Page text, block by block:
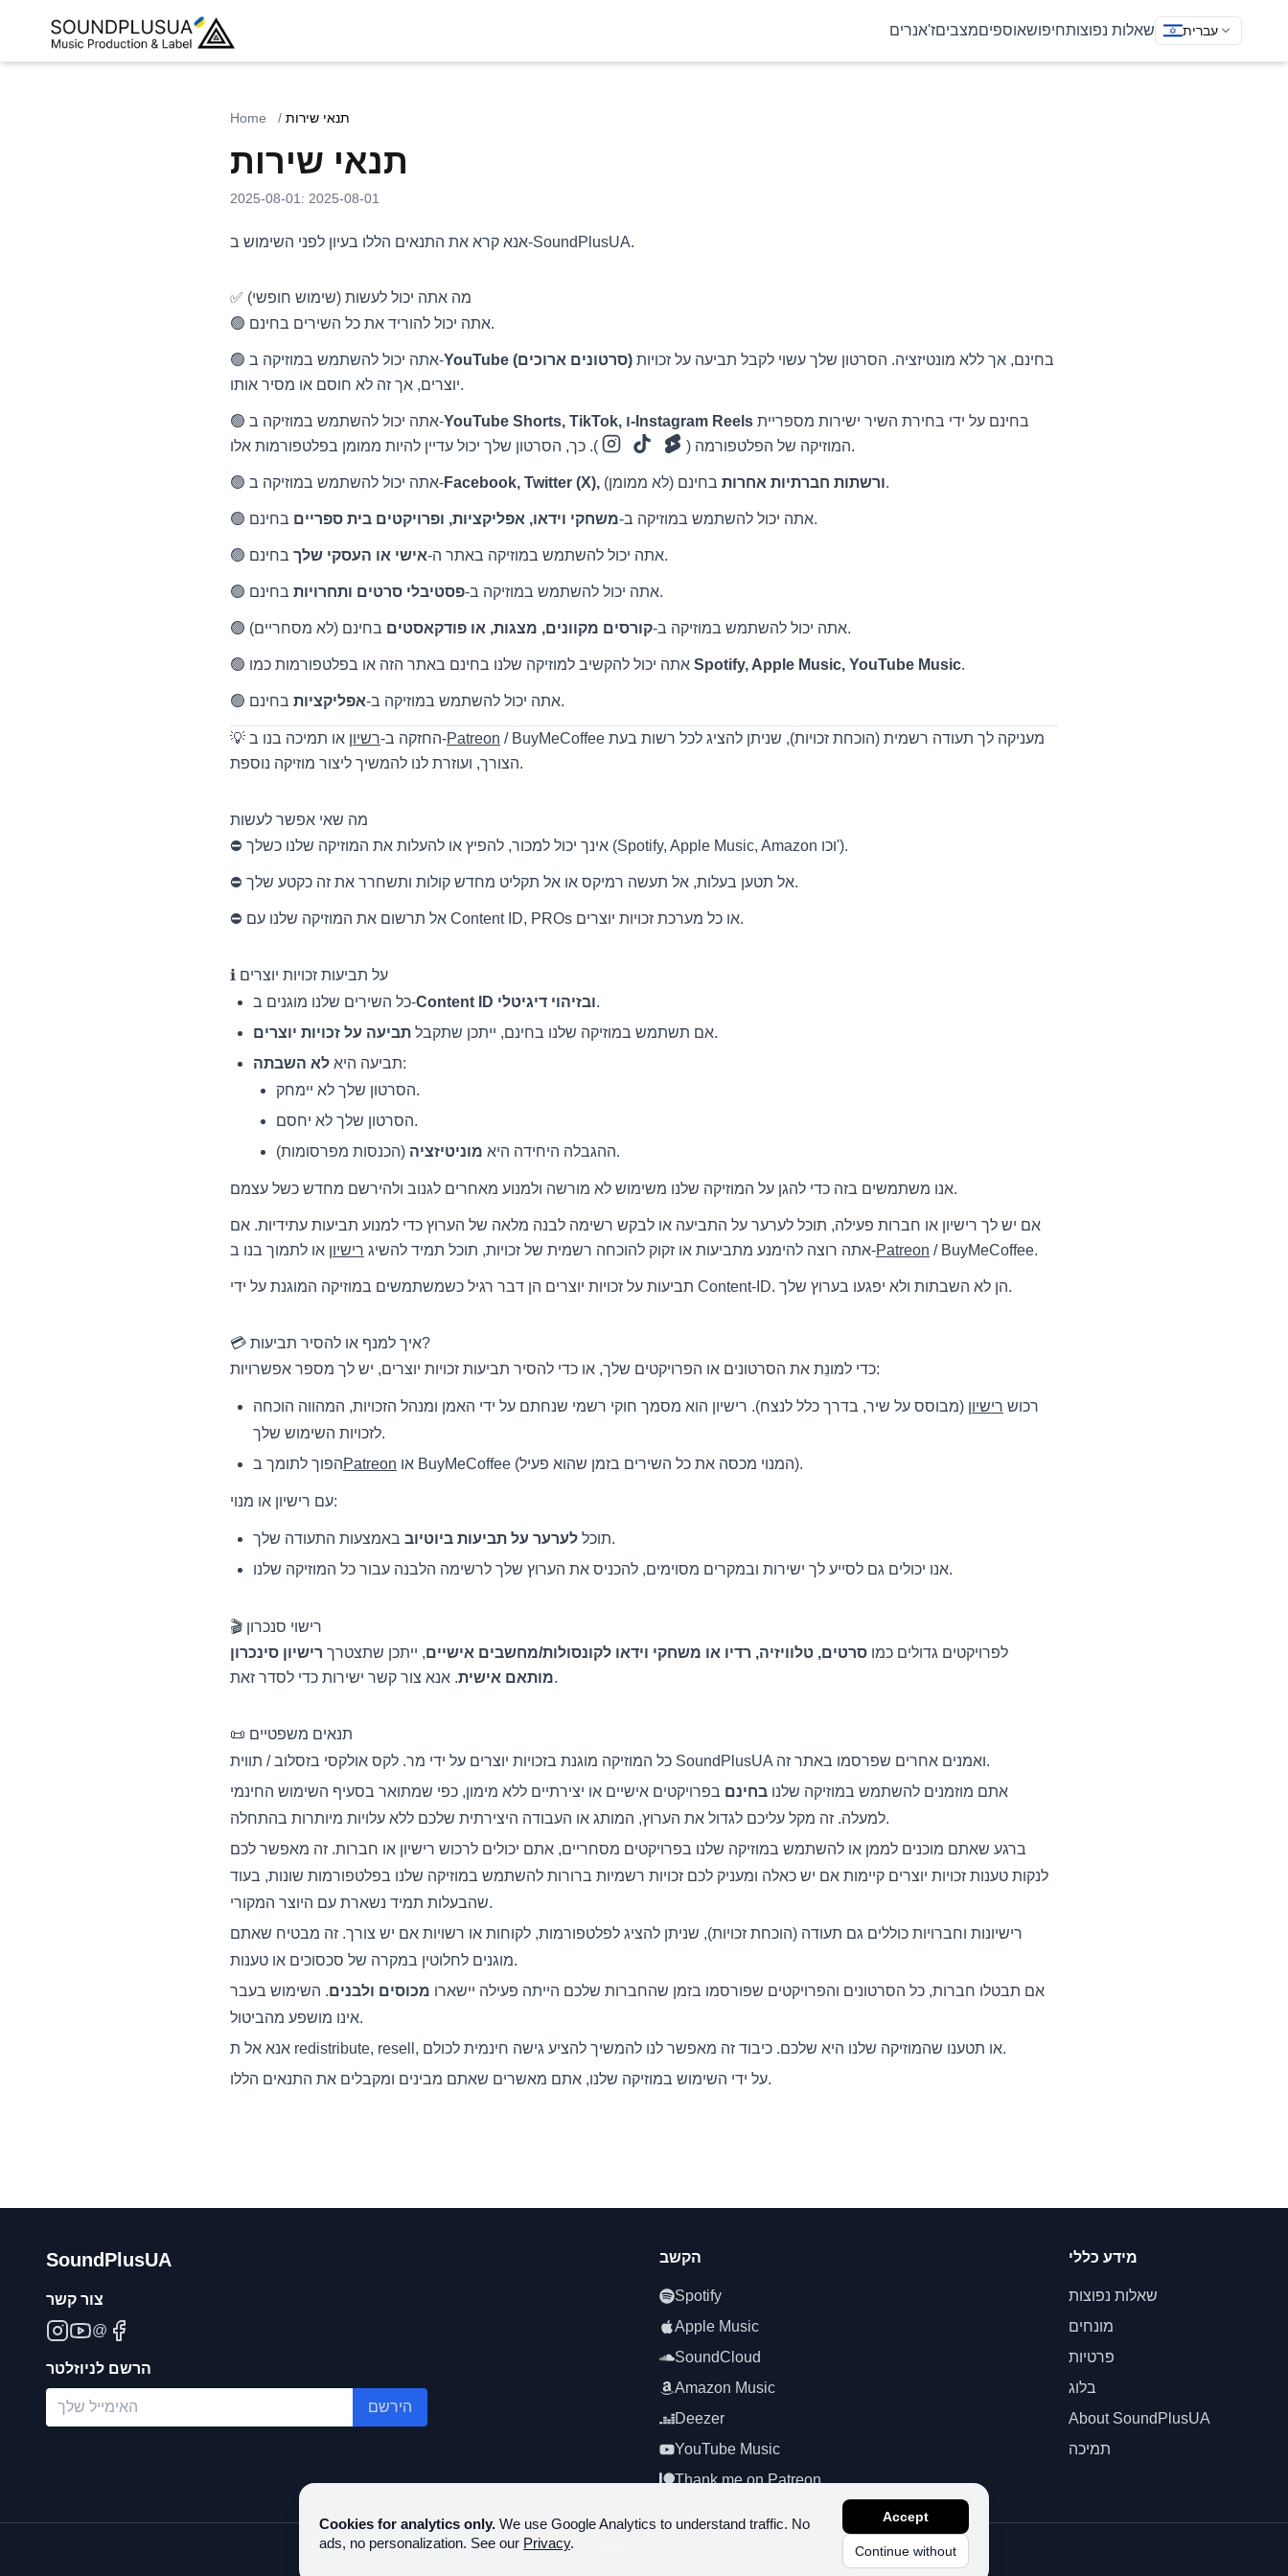
Cookies for analytics only. We use Google Analytics to understand traffic. No
ads, no personalization. See our Privacy. Continue without
Accept
ז'אנריםמצביםאוספיםחיפוששאלות נפוצות עברית
Home / תנאי שירות
תנאי שירות
2025-08-01 : 2025-08-01
אנא קרא את התנאים הללו בעיון לפני השימוש ב-SoundPlusUA.
✅ מה אתה יכול לעשות (שימוש חופשי)
🟢 אתה יכול להוריד את כל השירים בחינם.
🟢 אתה יכול להשתמש במוזיקה ב- YouTube (סרטונים ארוכים)
יוצרים, אך זה לא חוסם או מסיר אותו.
🟢 אתה יכול להשתמש במוזיקה ב- YouTube Shorts, TikTok, ו-Instagram Reels
המוזיקה של הפלטפורמה (). כך, הסרטון שלך יכול עדיין להיות ממומן בפלטפורמות אלו.
🟢 אתה יכול להשתמש במוזיקה ב- Facebook, Twitter (X), ורשתות חברתיות אחרותבחינם (לא ממומן).
🟢 אתה יכול להשתמש במוזיקה ב-משחקי וידאו, אפליקציות, ופרויקטים בית ספריים בחינם.
🟢 אתה יכול להשתמש במוזיקה באתר ה-אישי או העסקי שלך בחינם.
🟢 אתה יכול להשתמש במוזיקה ב-פסטיבלי סרטים ותחרויות בחינם.
🟢 אתה יכול להשתמש במוזיקה ב-קורסים מקוונים, מצגות, או פודקאסטים בחינם (לא מסחריים).
Spotify, Apple Music, YouTube Music.
🟢 אתה יכול להשתמש במוזיקה ב-אפליקציות בחינם.
💡 החזקה ב-רשיון או תמיכה בנו ב-Patreon / BuyMeCoffee מעניקה לך תעודה רשמית (הוכחת זכויות), שניתן להציג לכל רשות בעת
הצורך, ועוזרת לנו להמשיך ליצור מוזיקה נוספת.
מה שאי אפשר לעשות
⛔ אינך יכול למכור, להפיץ או להעלות את המוזיקה שלנו כשלך (Spotify, Apple Music, Amazon וכו').
⛔ אל תטען בעלות, אל תעשה רמיקס או אל תקליט מחדש קולות ותשחרר את זה כקטע שלך.
⛔ אל תרשום את המוזיקה שלנו עם Content ID, PROs או כל מערכת זכויות יוצרים.
ℹ️ על תביעות זכויות יוצרים
כל השירים שלנו מוגנים ב-
Content ID ובזיהוי דיגיטלי.
אם תשתמש במוזיקה שלנו בחינם, ייתכן שתקבל תביעה על זכויות יוצרים
.
תביעה היא לא השבתה
:
הסרטון שלך לא יימחק.
הסרטון שלך לא יחסם.
ההגבלה היחידה היא מוניטיזציה (הכנסות מפרסומות).
אנו משתמשים בזה כדי להגן על המוזיקה שלנו משימוש לא מורשה ולמנוע מאחרים לגנוב ולהירשם מחדש כשל עצמם.
אם יש לך רישיון או חברות פעילה, תוכל לערער על התביעה או לבקש רשימה לבנה מלאה של הערוץ כדי למנוע תביעות עתידיות. אם
אתה רוצה להימנע מתביעות או זקוק להוכחה רשמית של זכויות, תוכל תמיד להשיג רישיון או לתמוך בנו ב-Patreon / BuyMeCoffee.
תביעות על זכויות יוצרים הן דבר רגיל כשמשתמשים במוזיקה המוגנת על ידי Content-ID. הן לא השבתות ולא יפגעו בערוץ שלך.
💳 איך למנף או להסיר תביעות?
כדי למונֵת את הסרטונים או הפרויקטים שלך, או כדי להסיר תביעות זכויות יוצרים, יש לך מספר אפשרויות:
רכוש רישיון (מבוסס על שיר, בדרך כלל לנצח). רישיון הוא מסמך חוקי רשמי שנחתם על ידי האמן ומנהל הזכויות, המהווה הוכחה
לזכויות השימוש שלך.
הפוך לתומך בPatreon או BuyMeCoffee (המנוי מכסה את כל השירים בזמן שהוא פעיל).
עם רישיון או מנוי:
תוכל לערער על תביעות ביוטיוב
באמצעות התעודה שלך.
אנו יכולים גם לסייע לך ישירות ובמקרים מסוימים, להכניס את הערוץ שלך לרשימה הלבנה עבור כל המוזיקה שלנו.
🎬 רישוי סנכרון
לפרויקטים גדולים כמו סרטים, טלוויזיה, רדיו או משחקי וידאו לקונסולות/מחשבים אישיים, ייתכן שתצטרך רישיון סינכרון
מותאם אישית. אנא צור קשר ישירות כדי לסדר זאת.
📜 תנאים משפטיים
כל המוזיקה מוגנת בזכויות יוצרים על ידי מר. לקס אולקסי בזסלוב / תווית SoundPlusUA ואמנים אחרים שפרסמו באתר זה.
אתם מוזמנים להשתמש במוזיקה שלנו בחינם בפרויקטים אישיים או יצירתיים ללא מימון, כפי שמתואר בסעיף השימוש החינמי
למעלה. זה מקל עליכם לגדול את הערוץ, המותג או העבודה היצירתית שלכם ללא עלויות מיותרות בהתחלה.
ברגע שאתם מוכנים לממן או להשתמש במוזיקה שלנו בפרויקטים מסחריים, אתם יכולים לרכוש רישיון או חברות. זה מאפשר לכם
לנקות טענות זכויות יוצרים קיימות אם יש כאלה ומעניק לכם זכויות רשמיות ברורות להשתמש במוזיקה שלנו בפלטפורמות שונות, בעוד
שהבעלות תמיד נשארת עם היוצר המקורי.
רישיונות וחברויות כוללים גם תעודה (הוכחת זכויות), שניתן להציג לפלטפורמות, לקוחות או רשויות אם יש צורך. זה מבטיח שאתם
מוגנים לחלוטין במקרה של סכסוכים או טענות.
אם תבטלו חברות, כל הסרטונים והפרויקטים שפורסמו בזמן שהחברות שלכם הייתה פעילה יישארו מכוסים ולבנים. השימוש בעבר
אינו מושפע מהביטול.
אנא אל ת redistribute, resell, או תטענו שהמוזיקה שלנו היא שלכם. כיבוד זה מאפשר לנו להמשיך להציע גישה חינמית לכולם.
על ידי השימוש במוזיקה שלנו, אתם מאשרים שאתם מבינים ומקבלים את התנאים הללו.
SoundPlusUA
צור קשר
@
הרשם לניוזלטר
הירשם
הקשב
Spotify
Apple Music
SoundCloud
Amazon Music
Deezer
YouTube Music
Thank me on Patreon
מידע כללי
שאלות נפוצות
מונחים
פרטיות
בלוג
About SoundPlusUA
תמיכה
©2026SoundPlusUA.